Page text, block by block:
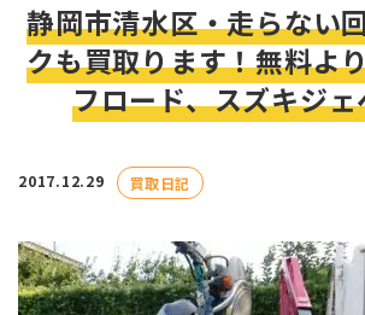
静岡市清水区・走らない
クも買取ります！無料よ
フロード、スズキジ
2017.12.29 買取日記